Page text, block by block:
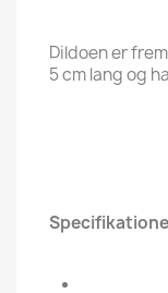
Dildoen er
5 cm lang og